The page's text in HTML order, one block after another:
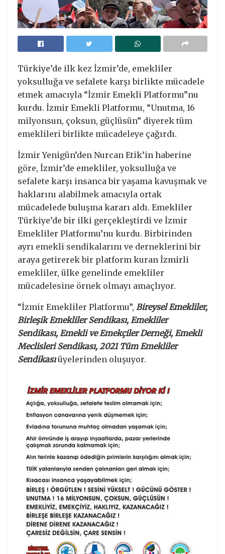
Türkiye’de ilk kez İzmir’de, emekliler
yoksulluğa ve sefalete karşı birlikte mücadele
etmek amacıyla “İzmir Emekli Platformu”nu
kurdu. İzmir Emekli Platformu, “Unutma, 16
milyonsun, çoksun, güçlüsün” diyerek tüm
emeklileri birlikte mücadeleye çağırdı.
İzmir Yenigün’den Nurcan Etik’in haberine
göre, İzmir’de emekliler, yoksulluğa ve
sefalete karşı insanca bir yaşama kavuşmak ve
haklarını alabilmek amacıyla ortak
mücadelede buluşma kararı aldı. Emekliler
Türkiye’de bir ilki gerçekleştirdi ve İzmir
Emekliler Platformu’nu kurdu. Birbirinden
ayrı emekli sendikalarını ve derneklerini bir
araya getirerek bir platform kuran İzmirli
emekliler, ülke genelinde emekliler
mücadelesine örnek olmayı amaçlıyor.
“İzmir Emekliler Platformu”, Bireysel Emekliler,
Birleşik Emekliler Sendikası, Emekliler
Sendikası, Emekli ve Emekçiler Derneği, Emekli
Meclisleri Sendikası, 2021 Tüm Emekliler
Sendikasıüyelerinden oluşuyor.